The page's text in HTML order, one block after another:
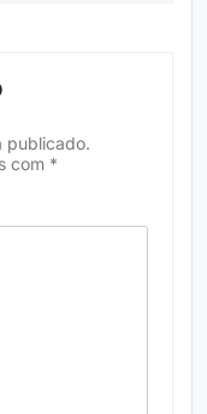
publicado.
com *